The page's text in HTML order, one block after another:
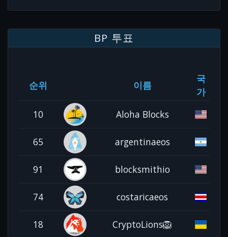
BP 투표
순위 이름
국
가
10
Aloha Blocks
65 argentinaeos
91 blocksmithio
74 costaricaeos
18 CryptoLions🦁